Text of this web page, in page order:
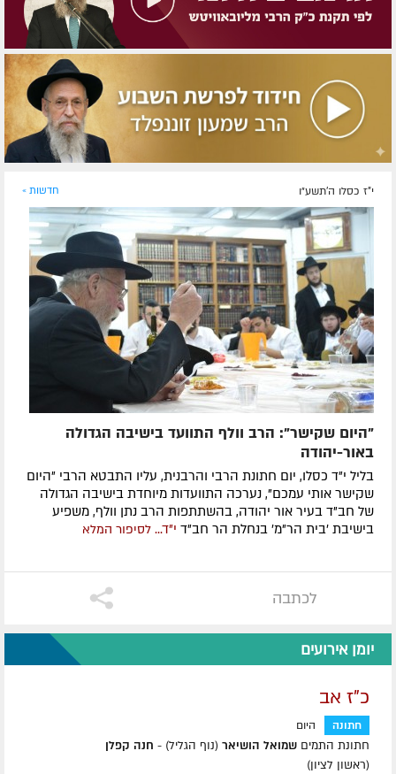
י"ז כסלו ה׳תשע״ו חדשות »
"היום שקישר": הרב וולף התוועד בישיבה הגדולה
באור-יהודה
בליל י"ד כסלו, יום חתונת הרבי והרבנית, עליו התבטא הרבי "היום
שקישר אותי עמכם", נערכה התוועדות מיוחדת בישיבה הגדולה
של חב"ד בעיר אור יהודה, בהשתתפות הרב נתן וולף, משפיע
בישיבת 'בית הר"מ' בנחלת הר חב"ד י"ד... לסיפור המלא
לכתבה
יומן אירועים
כ"ז אב
חתונה היום
חתונת התמים שמואל הושיאר (נוף הגליל) - חנה קפלן
(ראשון לציון)